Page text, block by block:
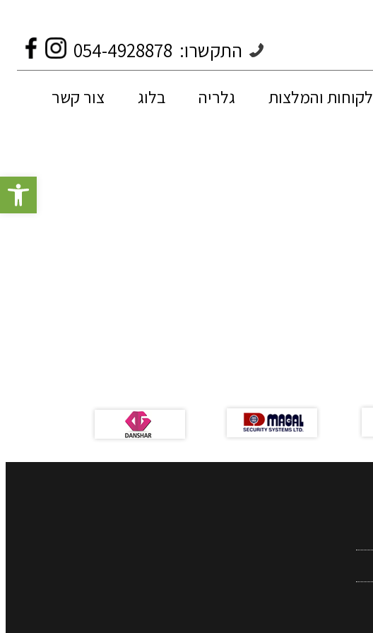
פתח
התקשרו: 054-4928878
לקוחות והמלצות גלריה בלוג צור קשר